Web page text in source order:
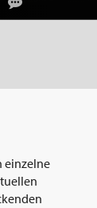
einzelne